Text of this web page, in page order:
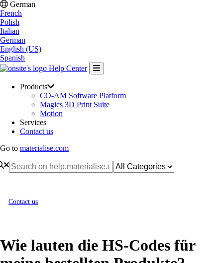
German
French
Polish
Italian
German
English (US)
Spanish
Help Center
Products
CO-AM Software Platform
Magics 3D Print Suite
Motion
Services
Contact us
Go to materialise.com
Contact us
Wie lauten die HS-Codes für